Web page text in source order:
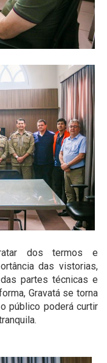
dos termos e
das vistorias,
partes técnicas e
Gravatá se torna
público poderá curtir